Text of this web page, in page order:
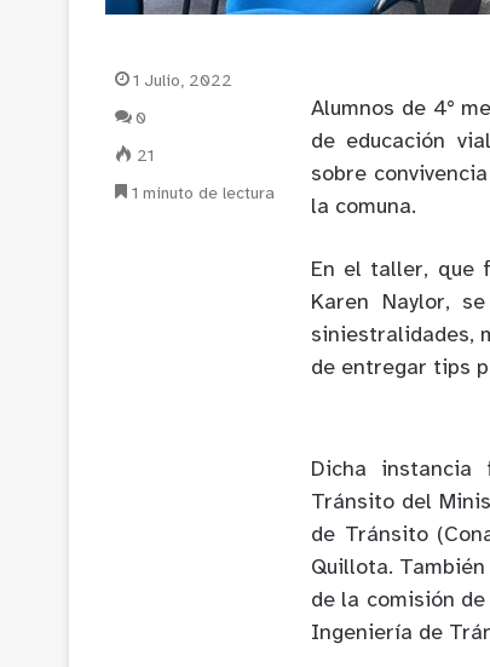
Alumnos de 4°
de educación
sobre
la comuna.
En el taller, que
Karen Naylor,
siniestralidades,
de entregar tips
Dicha instancia
Tránsito del
de Tránsito
Quillota.
de la comisión
Ingeniería de
1 Julio, 2022
0
21
1 minuto de lectura